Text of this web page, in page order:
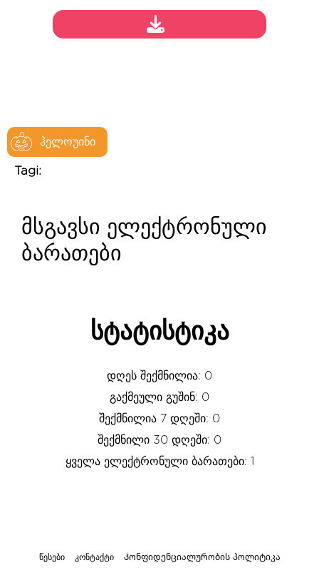
ჰელოუინი
Tagi:
მსგავსი ელექტრონული
ბარათები
სტატისტიკა
დღეს შექმნილია: 0
გაქმეული გუშინ: 0
შექმნილია 7 დღეში: 0
შექმნილი 30 დღეში: 0
ყველა ელექტრონული ბარათები: 1
წესები კონტაქტი Კონფიდენციალურობის პოლიტიკა